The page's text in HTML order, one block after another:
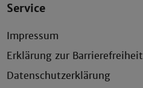
Service
Impressum
Erklärung zur Barrierefreiheit
Datenschutzerklärung